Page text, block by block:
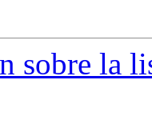
sobre la